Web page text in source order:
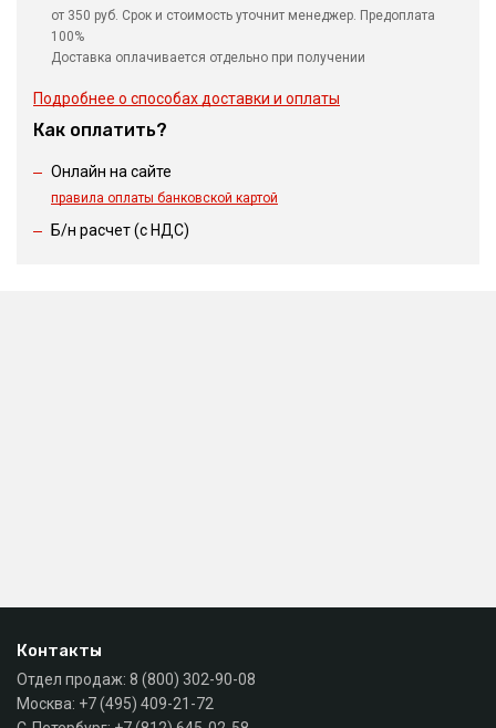
от 350 руб. Срок и стоимость уточнит менеджер. Предоплата
100%
Доставка оплачивается отдельно при получении
Подробнее о способах доставки и оплаты
Как оплатить?
Онлайн на сайте
правила оплаты банковской картой
Б/н расчет (c НДС)
Контакты
Отдел продаж: 8 (800) 302-90-08
Москва: +7 (495) 409-21-72